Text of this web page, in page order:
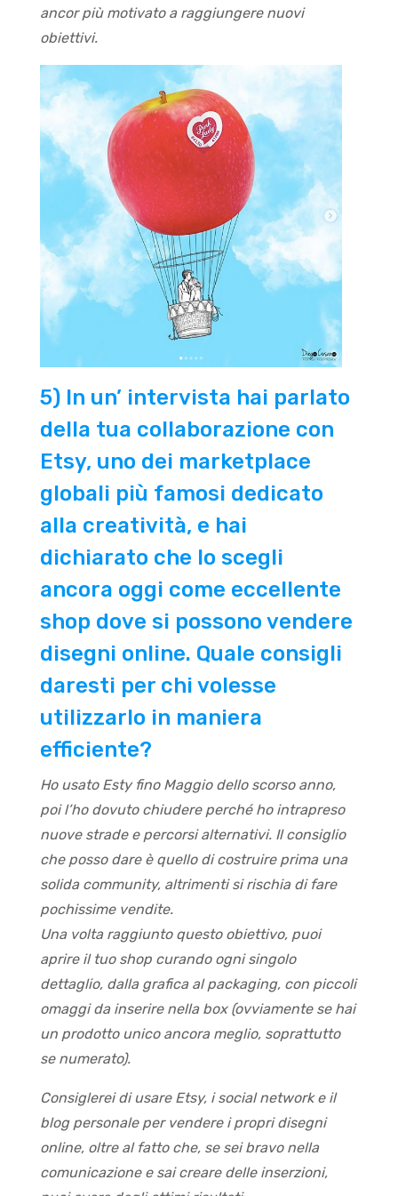
ancor più motivato a raggiungere nuovi
obiettivi.
5) In un’ intervista hai parlato
della tua collaborazione con
Etsy, uno dei marketplace
globali più famosi dedicato
alla creatività, e hai
dichiarato che lo scegli
ancora oggi come eccellente
shop dove si possono vendere
disegni online. Quale consigli
daresti per chi volesse
utilizzarlo in maniera
efficiente?
Ho usato Esty fino Maggio dello scorso anno,
poi l’ho dovuto chiudere perché ho intrapreso
nuove strade e percorsi alternativi. Il consiglio
che posso dare è quello di costruire prima una
solida community, altrimenti si rischia di fare
pochissime vendite.
Una volta raggiunto questo obiettivo, puoi
aprire il tuo shop curando ogni singolo
dettaglio, dalla grafica al packaging, con piccoli
omaggi da inserire nella box (ovviamente se hai
un prodotto unico ancora meglio, soprattutto
se numerato).
Consiglerei di usare Etsy, i social network e il
blog personale per vendere i propri disegni
online, oltre al fatto che, se sei bravo nella
comunicazione e sai creare delle inserzioni,